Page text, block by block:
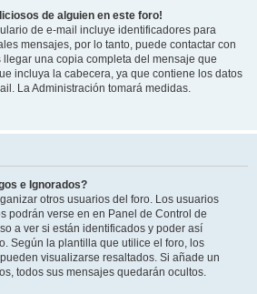
de alguien en este foro!
de e-mail incluye identificadores para
mensajes, por lo tanto, puede contactar con
llegar una copia completa del mensaje que
incluya la cabecera, ya que contiene los datos
La Administración tomará medidas.
e Ignorados?
otros usuarios del foro. Los usuarios
podrán verse en en Panel de Control de
a ver si están identificados y poder así
Según la plantilla que utilice el foro, los
visualizarse resaltados. Si añade un
todos sus mensajes quedarán ocultos.